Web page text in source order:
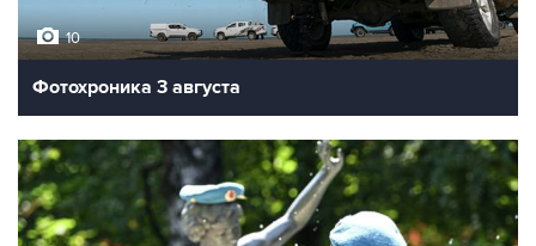
10
Фотохроника 3 августа